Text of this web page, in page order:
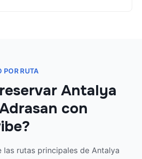
POR RUTA
Antalya
con
las rutas principales de Antalya